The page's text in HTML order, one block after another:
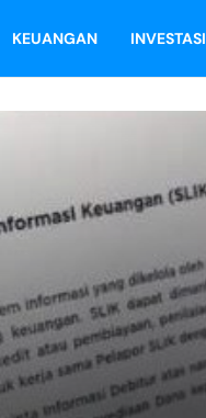
KEUANGAN INVESTASI